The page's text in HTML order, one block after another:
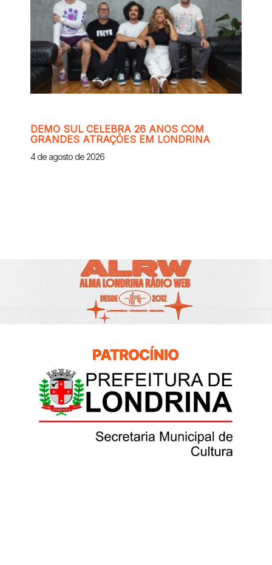
DEMO SUL CELEBRA 26 ANOS COM
GRANDES ATRAÇÕES EM LONDRINA
4 de agosto de 2026